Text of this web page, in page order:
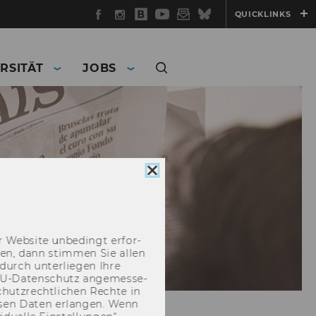
Facebook
Instagram
WU
Blog
YouTube
Newsletter
BlueskyQUICKLINKS
JOBS
Cookie
Web­site un­be­dingt er­for­
dann stim­men Sie allen
un­ter­lie­gen Ihre
​Datenschutz an­ge­mes­se­
Rech­te in
Daten er­lan­gen. Wenn